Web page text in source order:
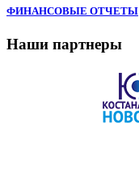
ФИНАНСОВЫЕ ОТЧЕТЫ
Наши партнеры